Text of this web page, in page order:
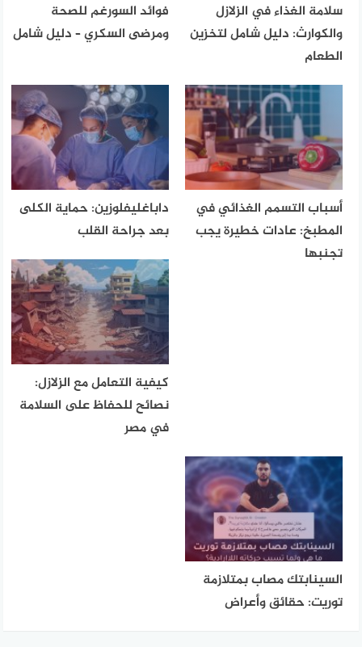
سلامة الغذاء في الزلازل
والكوارث: دليل شامل لتخزين
الطعام
فوائد السورغم للصحة
ومرضى السكري – دليل شامل
أسباب التسمم الغذائي في
المطبخ: عادات خطيرة يجب
تجنبها
داباغليفلوزين: حماية الكلى
بعد جراحة القلب
كيفية التعامل مع الزلازل:
نصائح للحفاظ على السلامة
في مصر
السينابتك مصاب بمتلازمة
توريت: حقائق وأعراض